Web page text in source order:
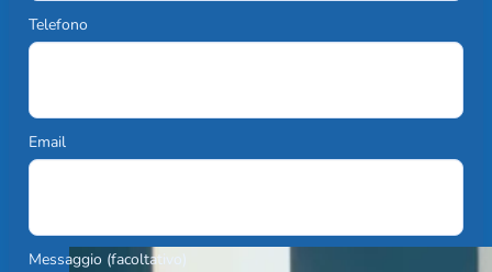
Telefono
Email
Messaggio (facoltativo)